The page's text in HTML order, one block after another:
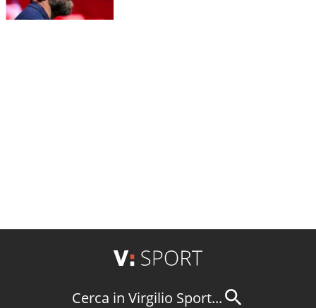
Cerca in Virgilio Sport...